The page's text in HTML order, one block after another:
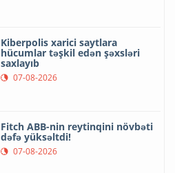
Kiberpolis xarici saytlara
hücumlar təşkil edən şəxsləri
saxlayıb
07-08-2026
Fitch ABB-nin reytinqini növbəti
dəfə yüksəltdi!
07-08-2026